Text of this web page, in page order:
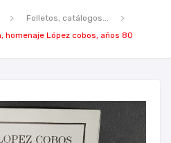
Folletos, catálogos...
homenaje López cobos, años 80